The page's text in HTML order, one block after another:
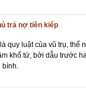
trả nợ tiền kiếp
quy luật của vũ trụ,
khổ tứ, bởi dẫu trước
bình.